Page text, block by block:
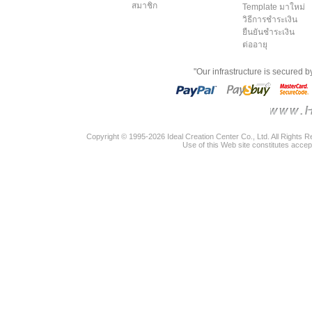
สมาชิก
Template มาใหม่
วิธีการชำระเงิน
ยืนยันชำระเงิน
ต่ออายุ
"Our infrastructure is secured
Copyright © 1995-2026 Ideal Creation Center Co., Ltd. All Rights
Use of this Web site constitutes